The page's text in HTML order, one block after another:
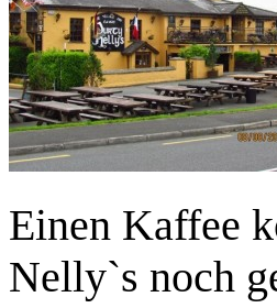
Einen Kaffee
Nelly`s noch